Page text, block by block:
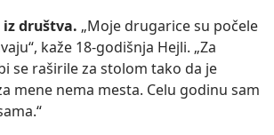
društva. „Moje drugarice su počele
kaže 18-godišnja Hejli. „Za
se raširile za stolom tako da je
mene nema mesta. Celu godinu sam